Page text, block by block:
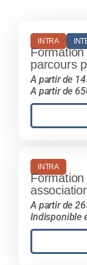
INTRA
parcours
A partir de
A partir de
INTRA
A partir de
Indisponible